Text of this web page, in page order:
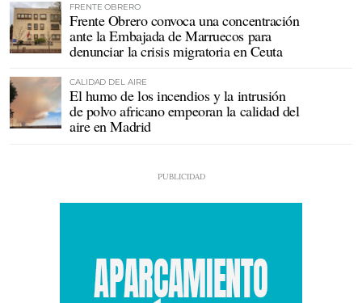
FRENTE OBRERO
Frente Obrero convoca una concentración
ante la Embajada de Marruecos para
denunciar la crisis migratoria en Ceuta
CALIDAD DEL AIRE
El humo de los incendios y la intrusión
de polvo africano empeoran la calidad del
aire en Madrid